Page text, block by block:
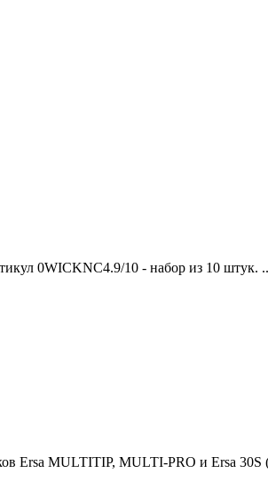
0WICKNC4.9/10 - набор из 10 штук. ..
Ersa MULTITIP, MULTI-PRO и Ersa